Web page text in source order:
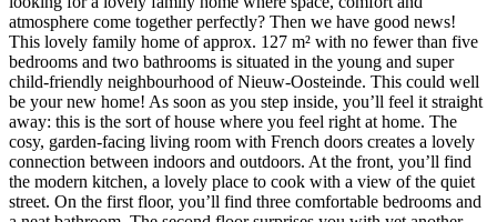
atmosphere come together perfectly? Then we have good news!
This lovely family home of approx. 127 m² with no fewer than five
bedrooms and two bathrooms is situated in the young and super
child-friendly neighbourhood of Nieuw-Oosteinde. This could well
be your new home! As soon as you step inside, you’ll feel it straight
away: this is the sort of house where you feel right at home. The
cosy, garden-facing living room with French doors creates a lovely
connection between indoors and outdoors. At the front, you’ll find
the modern kitchen, a lovely place to cook with a view of the quiet
street. On the first floor, you’ll find three comfortable bedrooms and